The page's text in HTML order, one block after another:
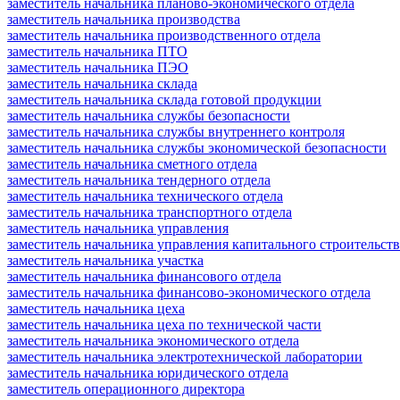
заместитель начальника производства
заместитель начальника производственного отдела
заместитель начальника ПТО
заместитель начальника ПЭО
заместитель начальника склада
заместитель начальника склада готовой продукции
заместитель начальника службы безопасности
заместитель начальника службы внутреннего контроля
заместитель начальника службы экономической безопасности
заместитель начальника сметного отдела
заместитель начальника тендерного отдела
заместитель начальника технического отдела
заместитель начальника транспортного отдела
заместитель начальника управления
заместитель начальника управления капитального
заместитель начальника участка
заместитель начальника финансового отдела
заместитель начальника финансово-экономического отдела
заместитель начальника цеха
заместитель начальника цеха по технической части
заместитель начальника экономического отдела
заместитель начальника электротехнической лаборатории
заместитель начальника юридического отдела
заместитель операционного директора